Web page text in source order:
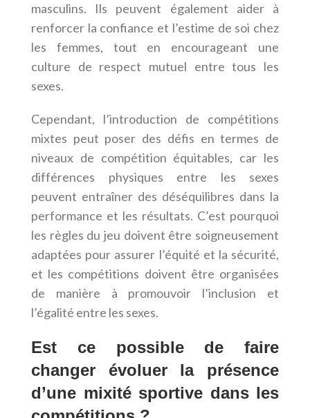
masculins. Ils peuvent également aider à
renforcer la confiance et l’estime de soi chez
les femmes, tout en encourageant une
culture de respect mutuel entre tous les
sexes.
Cependant, l’introduction de compétitions
mixtes peut poser des défis en termes de
niveaux de compétition équitables, car les
différences physiques entre les sexes
peuvent entraîner des déséquilibres dans la
performance et les résultats. C’est pourquoi
les règles du jeu doivent être soigneusement
adaptées pour assurer l’équité et la sécurité,
et les compétitions doivent être organisées
de manière à promouvoir l’inclusion et
l’égalité entre les sexes.
Est ce possible de faire
changer évoluer la présence
d’une mixité sportive dans les